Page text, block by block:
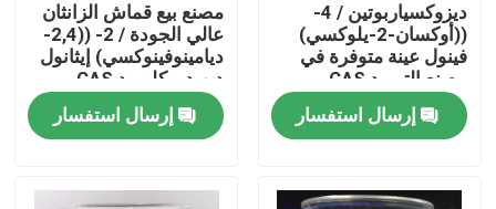
رقابة جودة
اطلب اقتباس
المواد الخام الكيميائية اليومية
ديزوكسياربوتين / 4-
((أوكسان-2-يلوكسي)
فينول عينة متوفرة في
مصنع التوريد CAS
53936-56-4
إرسال استفسار
مصنع بيع قماش الزانثان
عالي الجودة / 2- ((2,4-
ديامينوفينوكسي) إيثانول
ديهيدروكلوريد CAS
11138-66-2
إرسال استفسار